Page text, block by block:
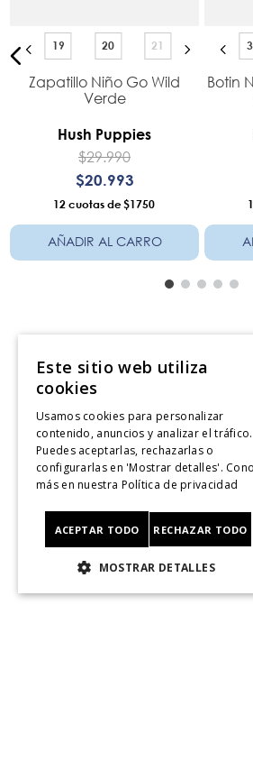
19 20 21
Zapatillo Niño Go Wild
Verde
Hush Puppies
$29.990
$20.993
12 $1750
AÑADIR AL CARRO
Botin
Servicio al consumidor
Centro De Ayuda
¿Dónde Viene Mi Compra?
Sigue tu compra
Ver Boleta / Ticket de cambo
Retiro En Tienda
CyberMonday
CyberDay
Este sitio web utiliza
cookies
Usamos cookies para personalizar
contenido, anuncios y analizar el tráfico.
Puedes aceptarlas, rechazarlas o
configurarlas en 'Mostrar detalles'.
más en nuestra Política de privacidad
ACEPTAR TODO RECHAZAR TODO
MOSTRAR DETALLES